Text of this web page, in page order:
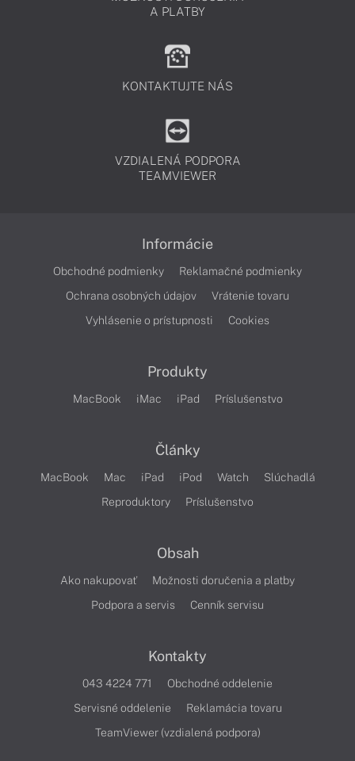
A PLATBY
KONTAKTUJTE NÁS
VZDIALENÁ PODPORA
TEAMVIEWER
Informácie
Obchodné podmienky
Reklamačné podmienky
Ochrana osobných údajov
Vrátenie tovaru
Vyhlásenie o prístupnosti
Cookies
Produkty
MacBook iMac iPad Príslušenstvo
Články
MacBook Mac iPad iPod Watch
Slúchadlá
Reproduktory
Príslušenstvo
Obsah
Ako nakupovať
Možnosti doručenia a platby
Podpora a servis
Cenník servisu
Kontakty
043 4224 771
Obchodné oddelenie
Servisné oddelenie
Reklamácia tovaru
TeamViewer (vzdialená podpora)